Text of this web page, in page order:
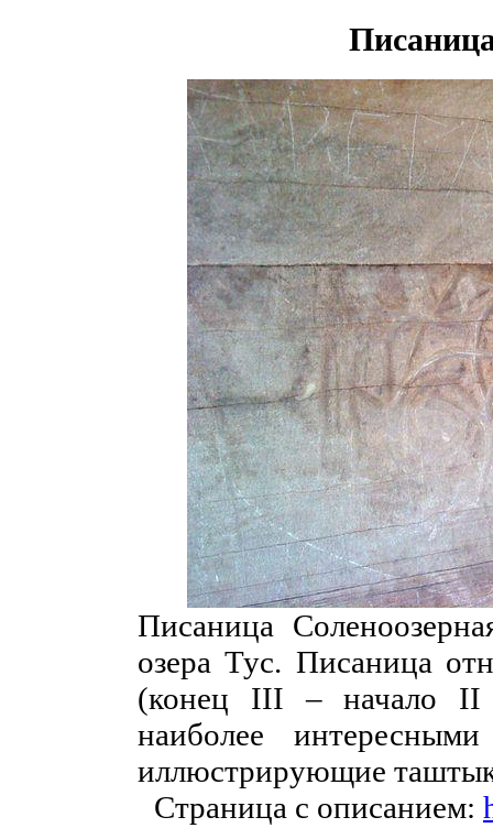
Писаница
озера Тус. Писаница
(конец III – начало II
наиболее
иллюстрирующие
Страница с описанием: